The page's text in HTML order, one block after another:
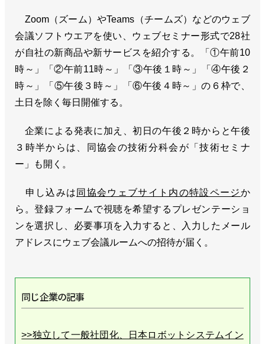
Zoom（ズーム）やTeams（チームズ）などのウェブ
会議ソフトウエアを使い、ウェブセミナー形式で28社
が自社の新商品や新サービスを紹介する。「①午前10
時～」「②午前11時～」「③午後１時～」「④午後２
時～」「⑤午後３時～」「⑥午後４時～」の６枠で、
土日を除く毎日開催する。
企業による発表に加え、初日の午後２時からと午後
３時半からは、同協会の技術分科会が「技術セミナ
ー」も開く。
申し込みは 同協会ウェブサイト内の特設ページか
ら。登録フォームで視聴を希望するプレゼンテーショ
ンを選択し、必要事項を入力すると、入力したメール
アドレスにウェブ会議ルームへの招待が届く。
同じ企業の記事
>>独立して一般社団化、日本ロボットシステムイン